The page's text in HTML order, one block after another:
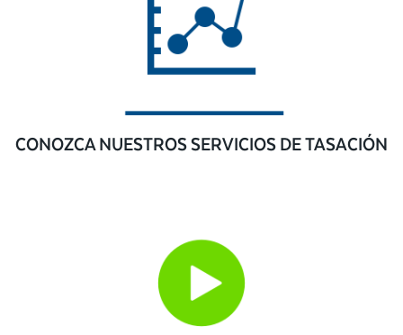
CONOZCA NUESTROS SERVICIOS DE TASACIÓN